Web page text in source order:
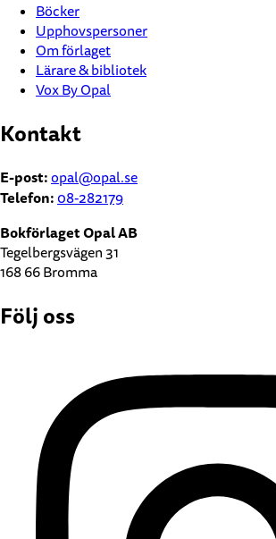
Böcker
Upphovspersoner
Om förlaget
Lärare & bibliotek
Vox By Opal
Kontakt
E-post:opal@opal.se
Telefon:08-282179
Bokförlaget Opal AB
Tegelbergsvägen 31
168 66 Bromma
Följ oss